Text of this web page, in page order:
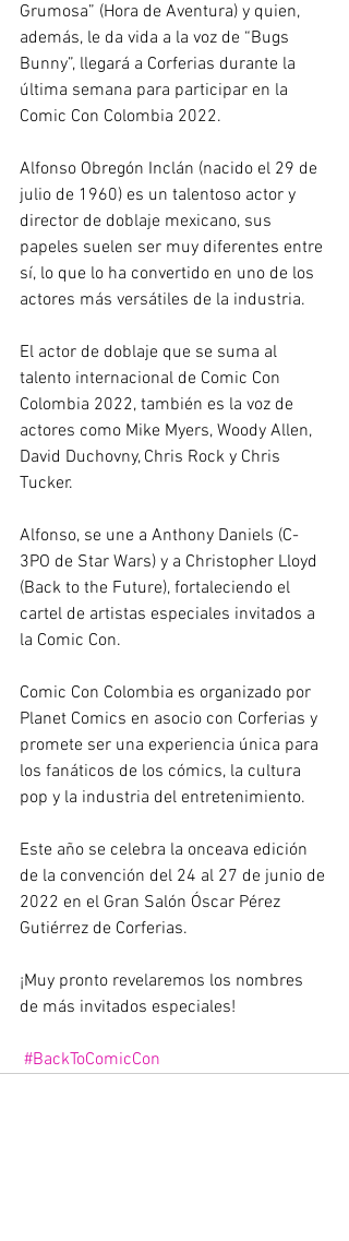
Grumosa” (Hora de Aventura) y quien,
además, le da vida a la voz de “Bugs
Bunny”, llegará a Corferias durante la
última semana para participar en la
Comic Con Colombia 2022.
Alfonso Obregón Inclán (nacido el 29 de
julio de 1960) es un talentoso actor y
director de doblaje mexicano, sus
papeles suelen ser muy diferentes entre
sí, lo que lo ha convertido en uno de los
actores más versátiles de la industria.
El actor de doblaje que se suma al
talento internacional de Comic Con
Colombia 2022, también es la voz de
actores como Mike Myers, Woody Allen,
David Duchovny, Chris Rock y Chris
Tucker.
Alfonso, se une a Anthony Daniels (C-
3PO de Star Wars) y a Christopher Lloyd
(Back to the Future), fortaleciendo el
cartel de artistas especiales invitados a
la Comic Con.
Comic Con Colombia es organizado por
Planet Comics en asocio con Corferias y
promete ser una experiencia única para
los fanáticos de los cómics, la cultura
pop y la industria del entretenimiento.
Este año se celebra la onceava edición
de la convención del 24 al 27 de junio de
2022 en el Gran Salón Óscar Pérez
Gutiérrez de Corferias.
¡Muy pronto revelaremos los nombres
de más invitados especiales!
#BackToComicCon